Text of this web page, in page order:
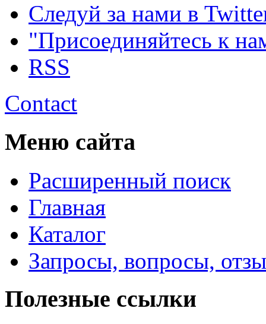
Следуй за нами в
"Присоединяйтесь к
RSS
Contact
Меню сайта
Расширенный поиск
Главная
Каталог
Запросы, вопросы,
Полезные ссылки